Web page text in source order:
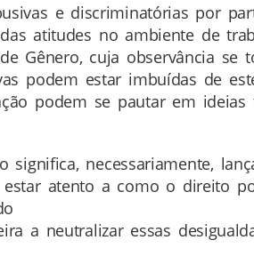
e discriminatórias por
atitudes no ambiente de
Gênero, cuja observância se
podem estar imbuídas de
podem se pautar em ideias
necessariamente,
atento a como o direito
a neutralizar essas